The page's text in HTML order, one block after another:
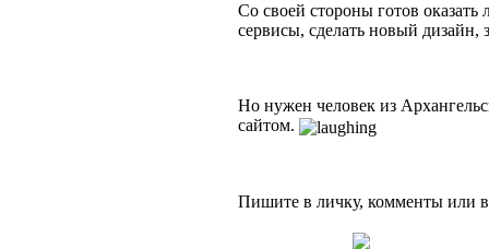
Со своей стороны готов
сервисы, сделать новый дизайн,
Но нужен человек из
сайтом.
Пишите в личку, комменты или в